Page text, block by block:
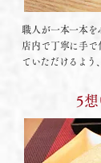
職人が一本一本
店内で丁寧に手で
ていただけるよう
5